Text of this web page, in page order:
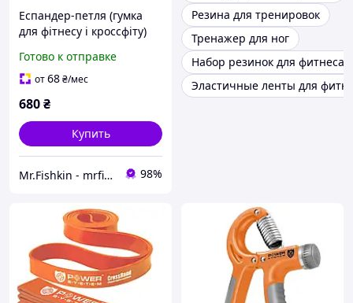
Еспандер-петля (гумка
для фітнесу і кроссфіту)
CrossFit Level 1 Yellow
(опір 4-25 кг)
Готово к отправке
от68₴/мес
680₴
Купить
Mr.Fishkin - mrfishkin.com.ua 98%
Резина для тренировок
Тренажер для ног
Набор резинок для фитнеса
Эластичные ленты для